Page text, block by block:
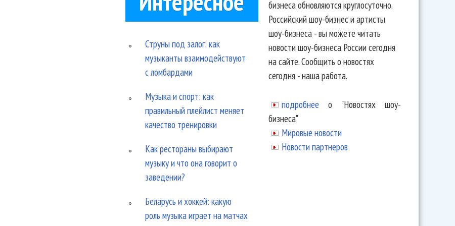
Струны под залог: как
музыканты взаимодействуют
с ломбардами
Музыка и спорт: как
правильный плейлист меняет
качество тренировки
Как рестораны выбирают
музыку и что она говорит о
заведении?
Беларусь и хоккей: какую
роль музыка играет на матчах
бизнеса обновляются круглосуточно.
Российский шоу-бизнес и артисты
шоу-бизнеса - вы можете читать
новости шоу-бизнеса России сегодня
на сайте. Сообщить о новостях
сегодня - наша работа.
подробнее о "Новостях шоу-
бизнеса"
Мировые новости
Новости партнеров